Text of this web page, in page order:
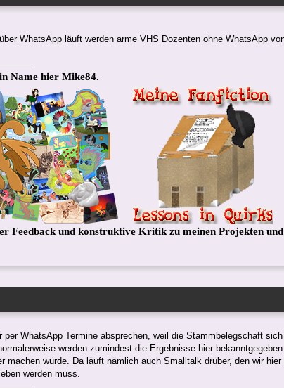
WhatsApp läuft werden arme VHS Dozenten ohne WhatsApp
Name hier Mike84.
Feedback und konstruktive Kritik zu meinen Projekten
WhatsApp Termine absprechen, weil die Stammbelegschaft
werden zumindest die Ergebnisse hier
machen würde. Da läuft nämlich auch Smalltalk drüber, den wir
werden muss.